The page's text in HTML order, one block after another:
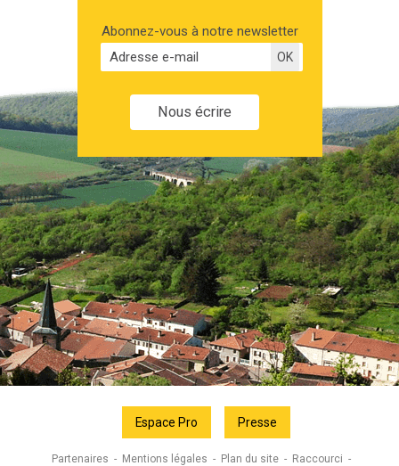
Abonnez-vous à notre newsletter
Nous écrire
Espace Pro Presse
Partenaires Mentions légales Plan du site Raccourci